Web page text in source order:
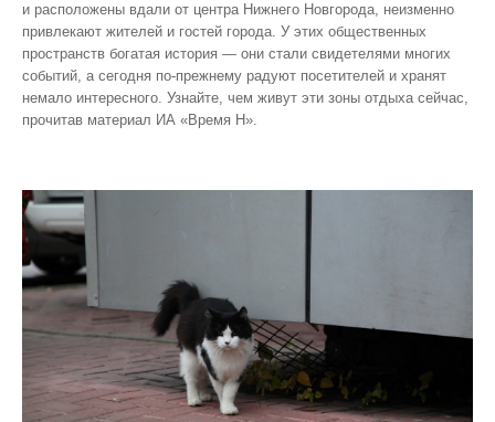
и расположены вдали от центра Нижнего Новгорода, неизменно
привлекают жителей и гостей города. У этих общественных
пространств богатая история — они стали свидетелями многих
событий, а сегодня по‑прежнему радуют посетителей и хранят
немало интересного. Узнайте, чем живут эти зоны отдыха сейчас,
прочитав материал ИА «Время Н».